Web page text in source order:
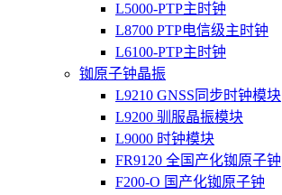
L5000-PTP主时钟
L8700 PTP电信级主时钟
L6100-PTP主时钟
铷原子钟晶振
L9210 GNSS同步时钟模块
L9200 驯服晶振模块
L9000 时钟模块
FR9120 全国产化铷原子钟
F200-O 国产化铷原子钟